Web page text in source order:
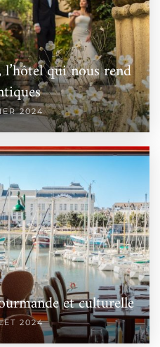
qui nous rend
2024
et culturelle
2024